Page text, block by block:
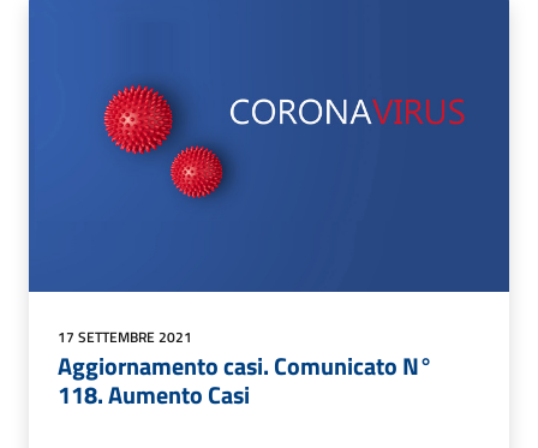
17 SETTEMBRE 2021
Aggiornamento casi. Comunicato N°
118. Aumento Casi